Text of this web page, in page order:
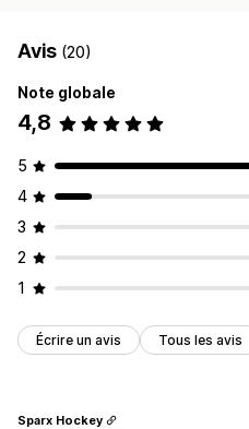
Avis (20)
Note globale
4,8
5
4
3
2
1
Écrire un avis Tous les avis
Sparx Hockey